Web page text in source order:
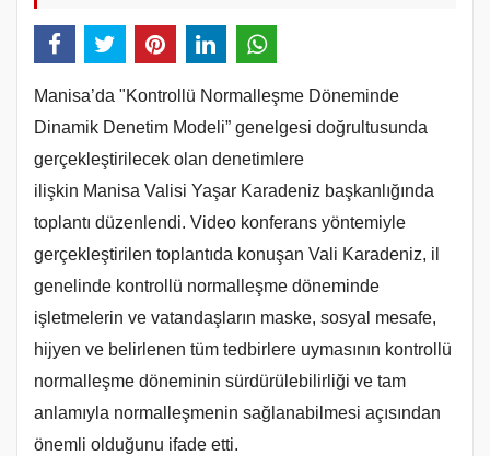
Manisa’da "Kontrollü Normalleşme Döneminde
Dinamik Denetim Modeli” genelgesi doğrultusunda
gerçekleştirilecek olan denetimlere
ilişkin Manisa Valisi Yaşar Karadeniz başkanlığında
toplantı düzenlendi. Video konferans yöntemiyle
gerçekleştirilen toplantıda konuşan Vali Karadeniz, il
genelinde kontrollü normalleşme döneminde
işletmelerin ve vatandaşların maske, sosyal mesafe,
hijyen ve belirlenen tüm tedbirlere uymasının kontrollü
normalleşme döneminin sürdürülebilirliği ve tam
anlamıyla normalleşmenin sağlanabilmesi açısından
önemli olduğunu ifade etti.